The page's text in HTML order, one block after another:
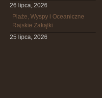
26 lipca, 2026
Plaże, Wyspy i Oceaniczne
Rajskie Zakątki
25 lipca, 2026